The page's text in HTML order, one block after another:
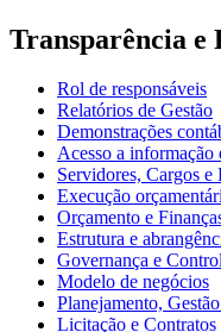
Transparência e
Rol de responsáveis
Relatórios de Gestão
Demonstrações
Acesso a informação
Servidores, Cargos e
Execução
Orçamento e
Estrutura e
Governança e
Modelo de negócios
Planejamento,
Licitação e Contratos